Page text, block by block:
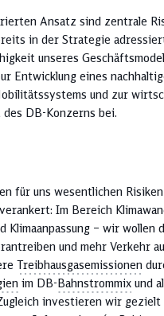
Ansatz sind zentrale
in der Strategie
unseres
Entwicklung eines
und zur
DB-Konzerns bei.
für uns wesentlichen
Im Bereich
Klimaanpassung – wir wollen
und mehr Verkehr
Treibhausgasemissionen
im DB-Bahnstrommix und
investieren wir gezielt